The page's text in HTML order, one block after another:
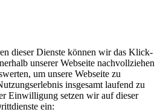
dieser Dienste können wir das Klick-
unserer Webseite nachvollziehen
um unsere Webseite zu
insgesamt laufend zu
Einwilligung setzen wir auf dieser
ein: